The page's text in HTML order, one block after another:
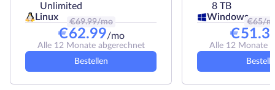
Unlimited
Linux
€69.99/mo
€62.99/mo
Alle 12 Monate abgerechnet
Bestellen
8 TB
Windows€65/
€
Alle 12 Monate